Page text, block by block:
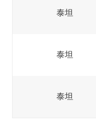
泰坦
泰坦
泰坦